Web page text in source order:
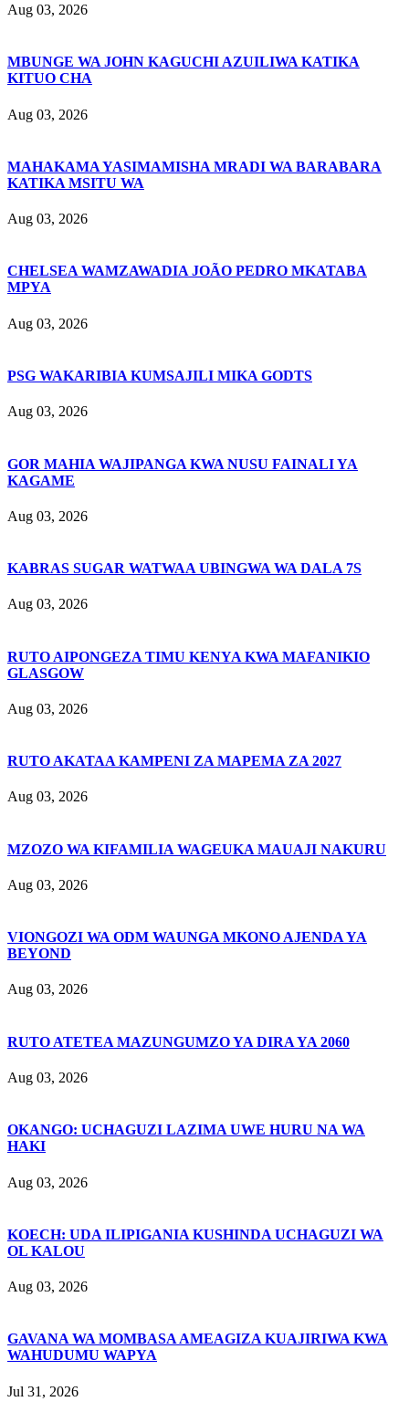
Aug 03, 2026
MBUNGE WA JOHN KAGUCHI AZUILIWA KATIKA
KITUO CHA
Aug 03, 2026
MAHAKAMA YASIMAMISHA MRADI WA BARABARA
KATIKA MSITU WA
Aug 03, 2026
CHELSEA WAMZAWADIA JOÃO PEDRO MKATABA
MPYA
Aug 03, 2026
PSG WAKARIBIA KUMSAJILI MIKA GODTS
Aug 03, 2026
GOR MAHIA WAJIPANGA KWA NUSU FAINALI YA
KAGAME
Aug 03, 2026
KABRAS SUGAR WATWAA UBINGWA WA DALA 7S
Aug 03, 2026
RUTO AIPONGEZA TIMU KENYA KWA MAFANIKIO
GLASGOW
Aug 03, 2026
RUTO AKATAA KAMPENI ZA MAPEMA ZA 2027
Aug 03, 2026
MZOZO WA KIFAMILIA WAGEUKA MAUAJI NAKURU
Aug 03, 2026
VIONGOZI WA ODM WAUNGA MKONO AJENDA YA
BEYOND
Aug 03, 2026
RUTO ATETEA MAZUNGUMZO YA DIRA YA 2060
Aug 03, 2026
OKANGO: UCHAGUZI LAZIMA UWE HURU NA WA
HAKI
Aug 03, 2026
KOECH: UDA ILIPIGANIA KUSHINDA UCHAGUZI WA
OL KALOU
Aug 03, 2026
GAVANA WA MOMBASA AMEAGIZA KUAJIRIWA KWA
WAHUDUMU WAPYA
Jul 31, 2026